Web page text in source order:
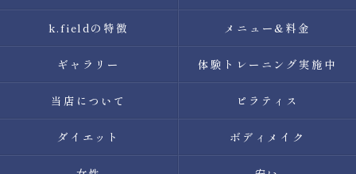
k.fieldの特徴 メニュー&料金
ギャラリー 体験トレーニング実施中
当店について ピラティス
ダイエット ボディメイク